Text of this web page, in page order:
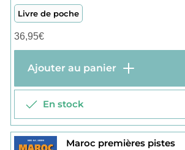
Livre de poche
36,95€
Ajouter au panier
En stock
Maroc premières pistes